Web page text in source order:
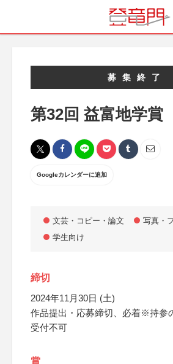
募集終了
第32回 益富地学賞
Googleカレンダーに追加
文芸・コピー・論文
写真・
学生向け
締切
2024年11月30日 (土)
作品提出・応募締切、必着※持参
受付不可
賞